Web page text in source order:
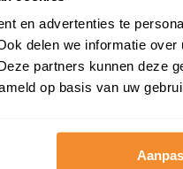
en advertenties te
delen we informatie
partners kunnen deze
op basis van uw